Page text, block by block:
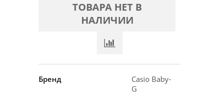
ТОВАРА НЕТ В
НАЛИЧИИ
Бренд
Casio Baby-
G